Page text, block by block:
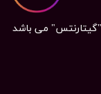
می باشد